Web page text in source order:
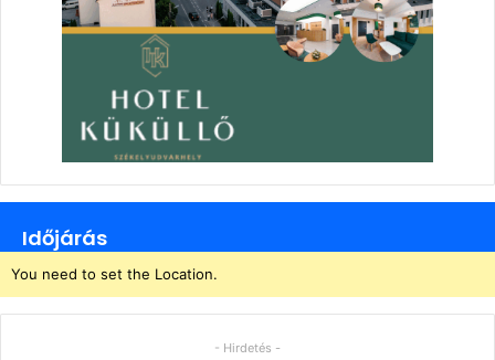
Időjárás
You need to set the Location.
- Hirdetés -